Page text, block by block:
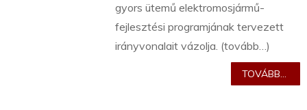
gyors ütemű elektromosjármű-
fejlesztési programjának tervezett
irányvonalait vázolja. (tovább…)
TOVÁBB...